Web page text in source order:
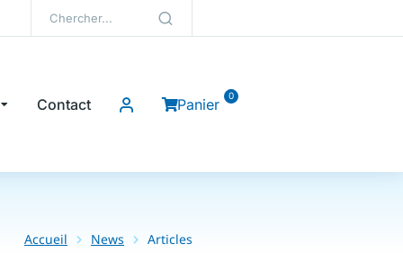
Contact Panier
Accueil News Articles